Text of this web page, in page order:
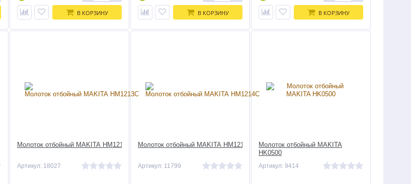
В КОРЗИНУ В КОРЗИНУ В КОРЗИНУ
Молоток отбойный MAKITA HM1213C
Артикул: 18027
Молоток отбойный MAKITA HM1214C
Артикул: 11799
Молоток отбойный MAKITA
HK0500
Артикул: 9414